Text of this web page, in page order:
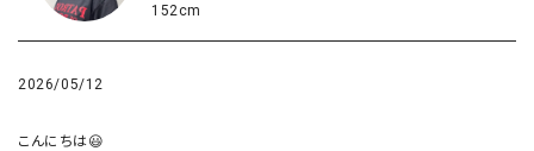
152cm
2026/05/12
こんにちは😃